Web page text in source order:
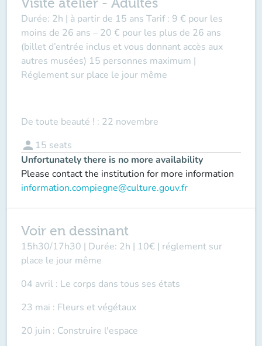
Durée: 2h | à partir de 15 ans Tarif : 9 € pour les
moins de 26 ans – 20 € pour les plus de 26 ans
(billet d’entrée inclus et vous donnant accès aux
autres musées) 15 personnes maximum |
Réglement sur place le jour même
De toute beauté ! : 22 novembre
person 15 seats
Unfortunately there is no more availability
Please contact the institution for more information
information.compiegne@culture.gouv.fr
Voir en dessinant
15h30/17h30 | Durée: 2h | 10€ | réglement sur
place le jour même
04 avril : Le corps dans tous ses états
23 mai : Fleurs et végétaux
20 juin : Construire l'espace